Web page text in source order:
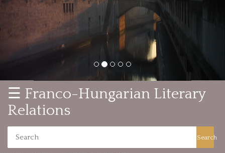
☰ Franco-Hungarian Literary
Relations
Search